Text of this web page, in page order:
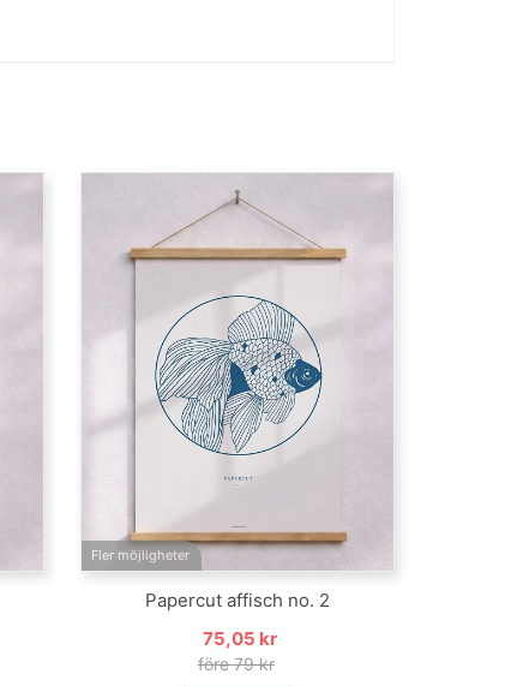
Fler möjligheter
Papercut affisch no. 2
75,05 kr
före 79 kr